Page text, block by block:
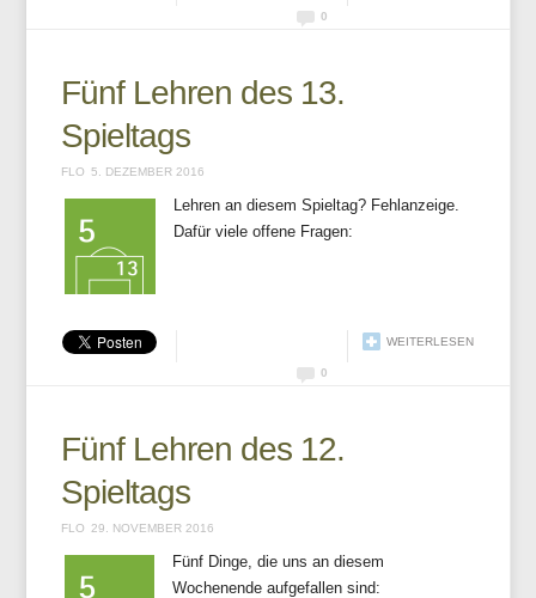
0
Fünf Lehren des 13.
Spieltags
FLO 5. DEZEMBER 2016
Lehren an diesem Spieltag? Fehlanzeige.
Dafür viele offene Fragen:
WEITERLESEN
0
Fünf Lehren des 12.
Spieltags
FLO 29. NOVEMBER 2016
Fünf Dinge, die uns an diesem
Wochenende aufgefallen sind: